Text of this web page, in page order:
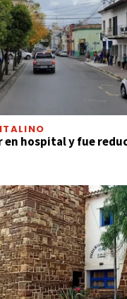
hospital y fue